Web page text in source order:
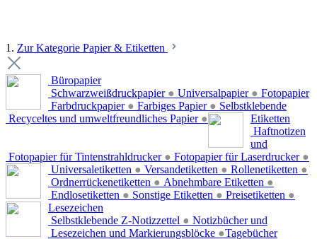
1. Zur Kategorie Papier & Etiketten
Büropapier
Schwarzweißdruckpapier ● Universalpapier ●
Farbdruckpapier ● Farbiges Papier ●
Recyceltes und umweltfreundliches Papier ●
Fotopapier
Fotopapier für Tintenstrahldrucker ● Fotopapier für Laserdrucker ●
Selbstklebende
Etiketten
Universaletiketten ● Versandetiketten ● Rollenetiketten ●
Ordnerrückenetiketten ● Abnehmbare Etiketten ●
Endlosetiketten ● Sonstige Etiketten ● Preisetiketten ●
Haftnotizen
und
Lesezeichen
Selbstklebende Z-Notizzettel ●
Lesezeichen und Markierungsblöcke ●
Notizbücher und
Tagebücher